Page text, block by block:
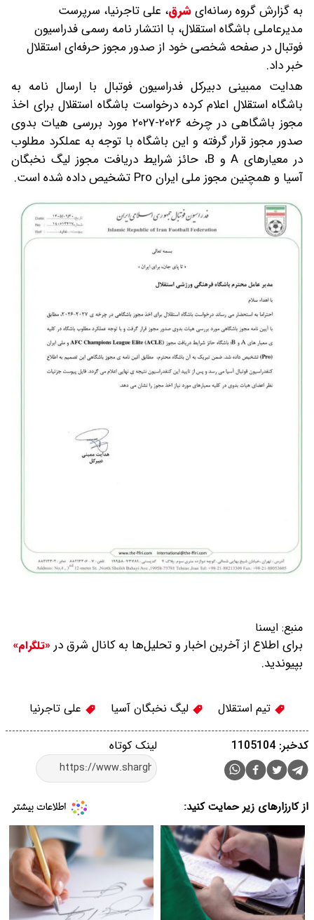
به گزارش گروه رسانه‌ایشرق، علی تاجرنیا، سرپرست
مدیرعاملی باشگاه استقلال، با انتشار نامه رسمی فدراسیون
فوتبال در صفحه شخصی خود از صدور مجوز حرفه‌ای استقلال
خبر داد.
هدایت ممبینی دبیرکل فدراسیون فوتبال با ارسال نامه به
باشگاه استقلال اعلام کرده درخواست باشگاه استقلال برای اخذ
مجوز باشگاهی در چرخه ۲۰۲۶-۲۰۲۷ مورد بررسی هیات بدوی
صدور مجوز قرار گرفته و این باشگاه با توجه به عملکرد مطلوب
در معیارهای A و B، حائز شرایط دریافت مجوز لیگ نخبگان
آسیا و همچنین مجوز ملی ایران Pro تشخیص داده شده است.
منبع: ايسنا
برای اطلاع از آخرین اخبار و تحلیل‌ها به کانال شرق در «تلگرام»
بپیوندید.
تیم استقلال لیگ نخبگان آسیا علی تاجرنیا
لینک کوتاه کدخبر: 1105104
از کارزارهای زیر حمایت کنید: